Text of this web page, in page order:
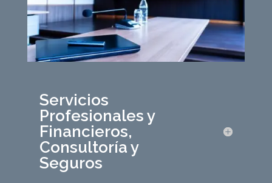
Servicios
Profesionales y
Financieros,
Consultoría y
Seguros